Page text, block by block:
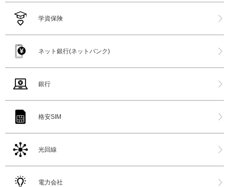
学資保険
ネット銀行(ネットバンク)
銀行
格安SIM
光回線
電力会社